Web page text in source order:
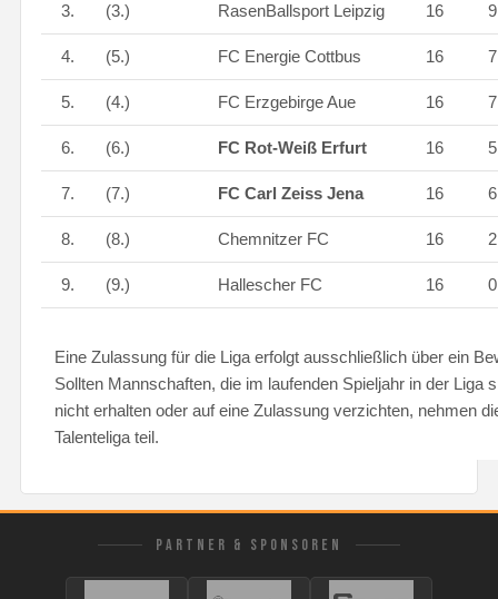
3. (3.) RasenBallsport Leipzig 16
4. (5.) FC Energie Cottbus 16
5. (4.) FC Erzgebirge Aue 16
6. (6.) FC Rot-Weiß Erfurt 16
7. (7.) FC Carl Zeiss Jena 16
8. (8.) Chemnitzer FC 16
9. (9.) Hallescher FC 16
Eine Zulassung für die Liga erfolgt ausschließlich über ein
Sollten Mannschaften, die im laufenden Spieljahr in der Liga
nicht erhalten oder auf eine Zulassung verzichten, nehmen
Talenteliga teil.
PARTNER & SPONSOREN